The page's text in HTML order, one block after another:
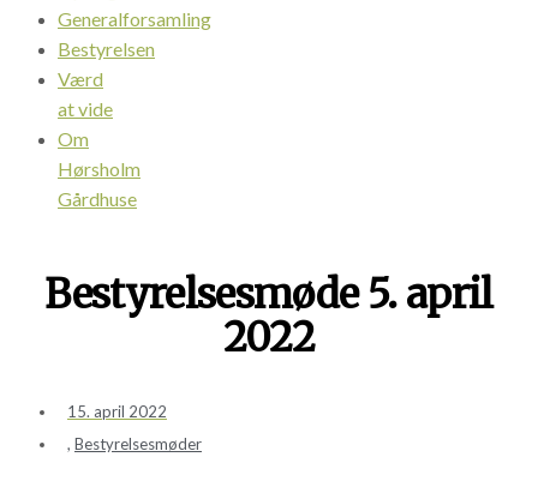
Generalforsamling
Bestyrelsen
Værd
at vide
Om
Hørsholm
Gårdhuse
Bestyrelsesmøde 5. april
2022
15. april 2022
, Bestyrelsesmøder